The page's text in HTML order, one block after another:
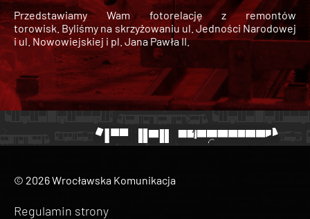
Przedstawiamy Wam fotorelację z remontów
torowisk. Byliśmy na skrzyżowaniu ul. Jedności Narodowej
i ul. Nowowiejskiej i pl. Jana Pawła II.
© 2026 Wrocławska Komunikacja
Regulamin strony